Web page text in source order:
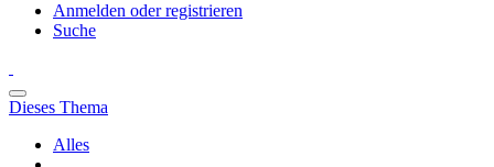
Anmelden oder registrieren
Suche
Dieses Thema
Alles